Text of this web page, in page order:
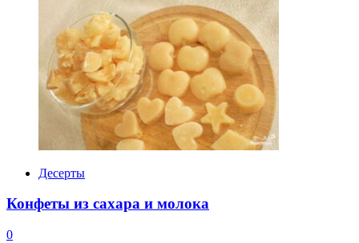
Десерты
Конфеты из сахара и молока
0